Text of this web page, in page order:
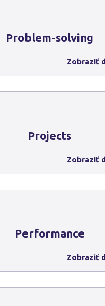
Problem-solving
Zobraziť
Projects
Zobraziť
Performance
Zobraziť